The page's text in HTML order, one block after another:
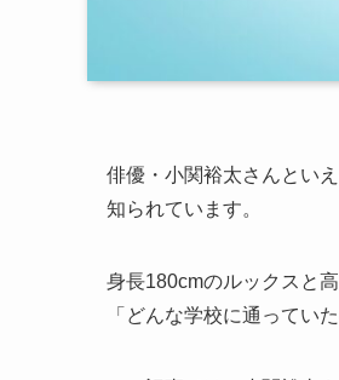
俳優・小関裕太さんとい
知られています。
身長180cmのルックスと
「どんな学校に通ってい